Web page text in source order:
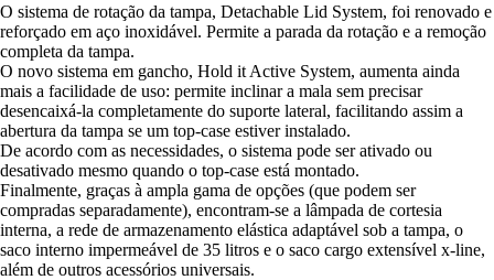
O sistema de rotação da tampa, Detachable Lid System, foi renovado e
reforçado em aço inoxidável. Permite a parada da rotação e a remoção
completa da tampa.
O novo sistema em gancho, Hold it Active System, aumenta ainda
mais a facilidade de uso: permite inclinar a mala sem precisar
desencaixá-la completamente do suporte lateral, facilitando assim a
abertura da tampa se um top-case estiver instalado.
De acordo com as necessidades, o sistema pode ser ativado ou
desativado mesmo quando o top-case está montado.
Finalmente, graças à ampla gama de opções (que podem ser
compradas separadamente), encontram-se a lâmpada de cortesia
interna, a rede de armazenamento elástica adaptável sob a tampa, o
saco interno impermeável de 35 litros e o saco cargo extensível x-line,
além de outros acessórios universais.